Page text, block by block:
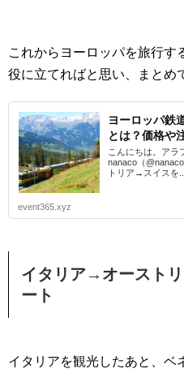
これからヨーロッパを旅行す
役に立てればと思い、まとめ
ヨーロッパ鉄
とは？価格や
こんにちは。アラ
nanaco（
トリア→スイスを...
event365.xyz
イタリア→オースト
ート
イタリアを観光したあと、ベ